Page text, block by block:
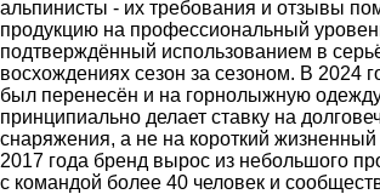
альпинисты - их требования и отзывы
продукцию на профессиональный
подтверждённый использованием в
восхождениях сезон за сезоном. В 2024
был перенесён и на горнолыжную
принципиально делает ставку на
снаряжения, а не на короткий жизненный
2017 года бренд вырос из небольшого
с командой более 40 человек и